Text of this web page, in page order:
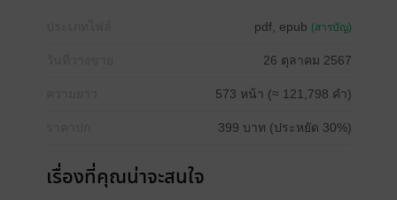
pdf, epub (สารบัญ)
26 ตุลาคม 2567
573 หน้า (≈ 121,798 คำ)
399 บาท (ประหยัด 30%)
เรื่องที่คุณน่าจะสนใจ